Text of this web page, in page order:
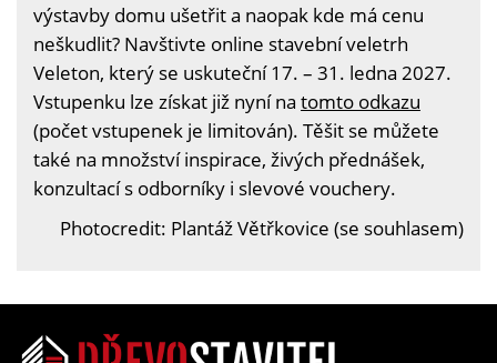
výstavby domu ušetřit a naopak kde má cenu
neškudlit? Navštivte online stavební veletrh
Veleton, který se uskuteční 17. – 31. ledna 2027.
Vstupenku lze získat již nyní na tomto odkazu
(počet vstupenek je limitován). Těšit se můžete
také na množství inspirace, živých přednášek,
konzultací s odborníky i slevové vouchery.
Photocredit: Plantáž Větřkovice (se souhlasem)